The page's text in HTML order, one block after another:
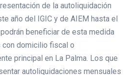
de la autoliquidación
año del IGIC y de AIEM hasta el
beneficiar de esta medida
domicilio fiscal o
principal en La Palma. Los que
autoliquidaciones mensuales